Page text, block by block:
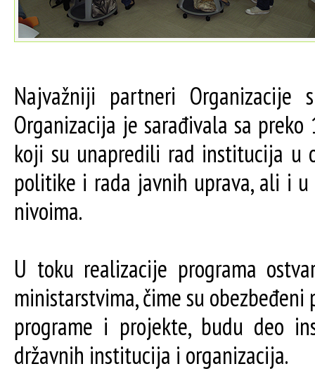
Najvažniji partneri
Organizacija je sarađivala sa
koji su unapredili rad institucija u
politike i rada javnih uprava, ali i
nivoima.
U toku realizacije programa
ministarstvima, čime su
programe i projekte, budu deo
državnih institucija i organizacija.